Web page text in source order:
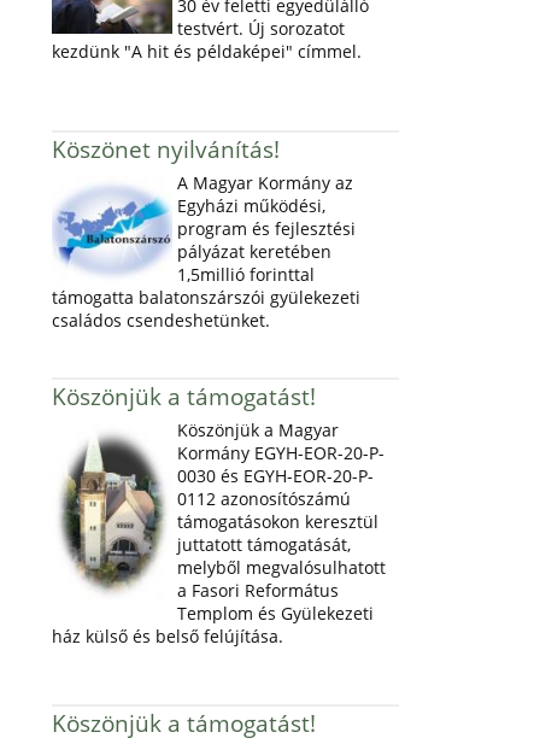
30 év feletti egyedülálló
testvért. Új sorozatot
kezdünk "A hit és példaképei" címmel.
Köszönet nyilvánítás!
A Magyar Kormány az
Egyházi működési,
program és fejlesztési
pályázat keretében
1,5millió forinttal
támogatta balatonszárszói gyülekezeti
családos csendeshetünket.
Köszönjük a támogatást!
Köszönjük a Magyar
Kormány EGYH-EOR-20-P-
0030 és EGYH-EOR-20-P-
0112 azonosítószámú
támogatásokon keresztül
juttatott támogatását,
melyből megvalósulhatott
a Fasori Református
Templom és Gyülekezeti
ház külső és belső felújítása.
Köszönjük a támogatást!